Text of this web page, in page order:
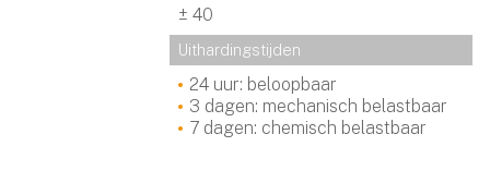
± 40
Uithardingstijden
24 uur: beloopbaar
3 dagen: mechanisch belastbaar
7 dagen: chemisch belastbaar